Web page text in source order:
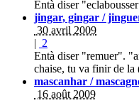
Entà diser
jingar, gingar /
30 avril 2009
| 2
Entà diser "remuer".
chaise, tu va finir de
mascanhar /
16 août 2009